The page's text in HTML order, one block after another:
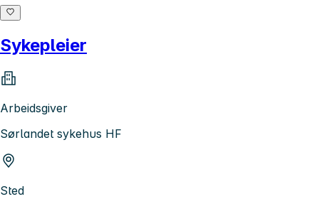
Sykepleier
Arbeidsgiver
Sørlandet sykehus HF
Sted